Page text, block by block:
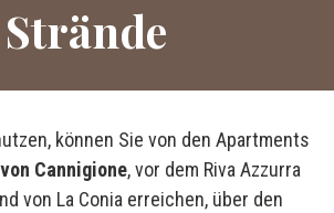
Strände
können Sie von den Apartments
Cannigione, vor dem Riva Azzurra
von La Conia erreichen, über den